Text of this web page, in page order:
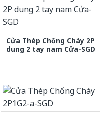
Cửa Thép Chống Cháy 2P
dung 2 tay nam Cửa-SGD